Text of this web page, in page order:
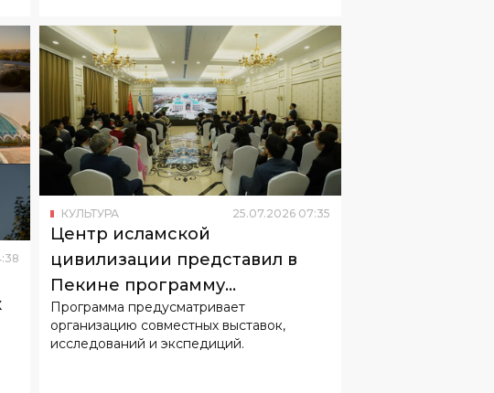
КУЛЬТУРА 25 07.2026 07:35
Центр исламской
цивилизации представил в
Пекине программу
сотрудничества с музеями
Китая
Программа предусматривает
исследований и экспедиций.